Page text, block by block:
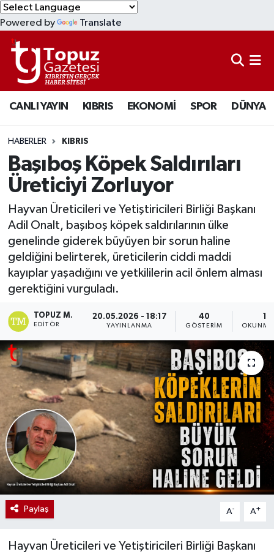
Powered by Translate
CANLI YAYIN KIBRIS EKONOMİ SPOR DÜNYA
HABERLER KIBRIS
Başıboş Köpek Saldırıları
Üreticiyi Zorluyor
Hayvan Üreticileri ve Yetiştiricileri Birliği Başkanı
Adil Onalt, başıboş köpek saldırılarının ülke
genelinde giderek büyüyen bir sorun haline
geldiğini belirterek, üreticilerin ciddi maddi
kayıplar yaşadığını ve yetkililerin acil önlem alması
gerektiğini vurguladı.
TOPUZ M.
EDITÖR
20.05.2026 - 18:17
YAYINLANMA
40
GÖSTERIM
Paylaş A- A+
Hayvan Üreticileri ve Yetiştiricileri Birliği Başkanı
KIBRIS
DÜNYA
EKONOMİ
MAGAZİN
SAĞLIK
SPOR
TEKNOLOJİ
TÜRKİYE
Lefkoşa Nöbetçi Eczaneler
Lefkoşa Hava Durumu
Lefkoşa Trafik Yoğunluk Haritası
Süper Lig Puan Durumu ve Fikstür
Tüm Manşetler
Son Dakika Haberleri
Haber Arşivi